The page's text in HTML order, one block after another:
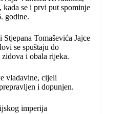
se i prvi put spominje
godine.
i Stjepana Tomaševića Jajce
se spuštaju do
i obala rijeka.
vladavine, cijeli
i dopunjen.
imperija